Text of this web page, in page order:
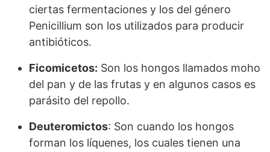
ciertas fermentaciones y los del género
Penicillium son los utilizados para producir
antibióticos.
Ficomicetos: Son los hongos llamados moho
del pan y de las frutas y en algunos casos es
parásito del repollo.
Deuteromictos: Son cuando los hongos
forman los líquenes, los cuales tienen una